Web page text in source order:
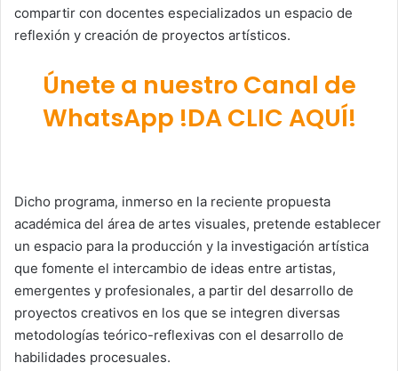
compartir con docentes especializados un espacio de
reflexión y creación de proyectos artísticos.
Únete a nuestro Canal de
WhatsApp !DA CLIC AQUÍ!
Dicho programa, inmerso en la reciente propuesta
académica del área de artes visuales, pretende establecer
un espacio para la producción y la investigación artística
que fomente el intercambio de ideas entre artistas,
emergentes y profesionales, a partir del desarrollo de
proyectos creativos en los que se integren diversas
metodologías teórico-reflexivas con el desarrollo de
habilidades procesuales.